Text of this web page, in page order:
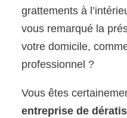
grattements à
vous remarqué la
votre domicile,
professionnel ?
Vous êtes
entreprise de